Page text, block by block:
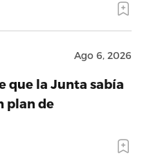
Ago 6, 2026
que la Junta sabía
plan de